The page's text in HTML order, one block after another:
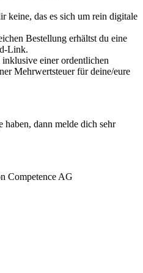
keine, das es sich um rein digitale
Bestellung erhältst du eine
Link.
einer ordentlichen
Mehrwertsteuer für deine/eure
haben, dann melde dich sehr
Competence AG